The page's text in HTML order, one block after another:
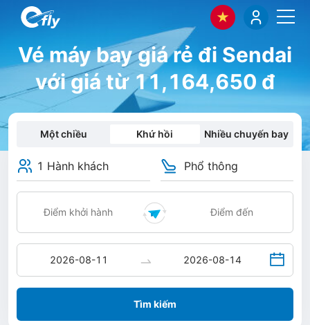
Vé máy bay giá rẻ đi Sendai
với giá từ 11,164,650 đ
Một chiều Khứ hồi Nhiều chuyến bay
1 Hành khách Phổ thông
Tìm kiếm